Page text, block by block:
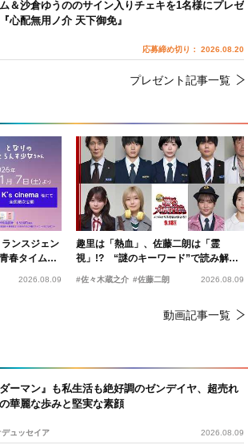
ダーマン』も私生活も絶好調のゼンデイヤ、超売れ
華麗な歩みと堅実な素顔
デュッセイア 2026.08.09
ンスジェン
春タイムス
2026.08.09
趣里は「熱血」、佐藤二朗は「霊
視」!? “謎のキーワード”で読み解く
#佐々木蔵之介 #佐藤二朗 2026.08.09
動画記事一覧
＆沙倉ゆうののサイン入りチェキを1名様にプレゼ
心配無用ノ介 天下御免』
応募締め切り： 2026.08.20
プレゼント記事一覧